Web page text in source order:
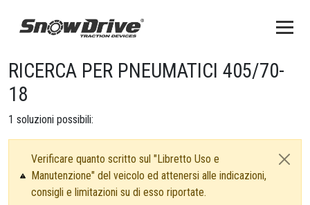
RICERCA PER PNEUMATICI 405/70-
18
1 soluzioni possibili:
Verificare quanto scritto sul "Libretto Uso e
Manutenzione" del veicolo ed attenersi alle indicazioni,
consigli e limitazioni su di esso riportate.